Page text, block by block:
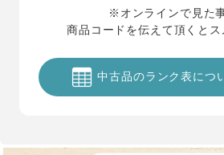
※オンラインで見た事
商品コードを伝えて頂くとス
中古品のランク表につ